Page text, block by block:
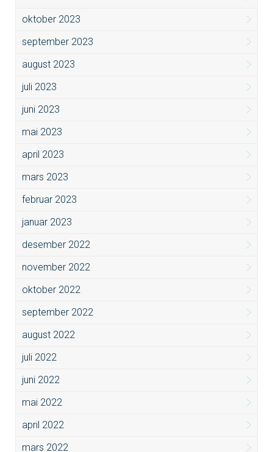
oktober 2023
september 2023
august 2023
juli 2023
juni 2023
mai 2023
april 2023
mars 2023
februar 2023
januar 2023
desember 2022
november 2022
oktober 2022
september 2022
august 2022
juli 2022
juni 2022
mai 2022
april 2022
mars 2022